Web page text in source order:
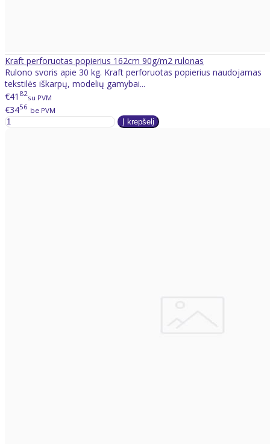
Kraft perforuotas popierius 162cm 90g/m2 rulonas
Rulono svoris apie 30 kg. Kraft perforuotas popierius naudojamas
tekstilės iškarpų, modelių gamybai...
€41 82su PVM
€3456 be PVM